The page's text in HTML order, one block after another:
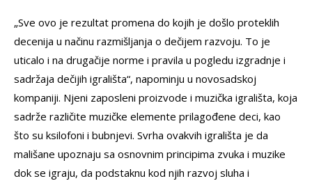
„Sve ovo je rezultat promena do kojih je došlo proteklih
decenija u načinu razmišljanja o dečijem razvoju. To je
uticalo i na drugačije norme i pravila u pogledu izgradnje i
sadržaja dečijih igrališta“, napominju u novosadskoj
kompaniji. Njeni zaposleni proizvode i muzička igrališta, koja
sadrže različite muzičke elemente prilagođene deci, kao
što su ksilofoni i bubnjevi. Svrha ovakvih igrališta je da
mališane upoznaju sa osnovnim principima zvuka i muzike
dok se igraju, da podstaknu kod njih razvoj sluha i